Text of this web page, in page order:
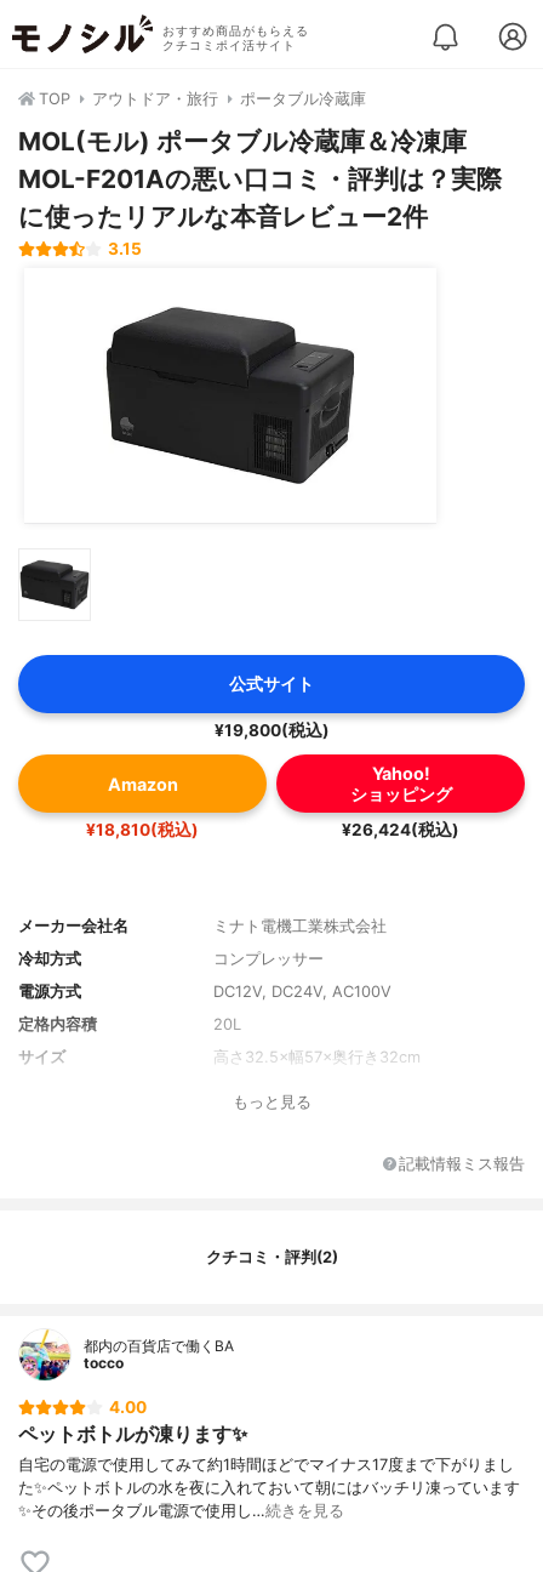
おすすめ商品がもらえる
クチコミポイ活サイト
TOP アウトドア・旅行 ポータブル冷蔵庫
MOL(モル) ポータブル冷蔵庫＆冷凍庫
MOL-F201Aの悪い口コミ・評判は？実際
に使ったリアルな本音レビュー2件
3.15
公式サイト
¥19,800(税込)
Amazon
¥18,810(税込)
Yahoo!
ショッピング
¥26,424(税込)
メーカー会社名
ミナト電機工業株式会社
冷却方式
コンプレッサー
電源方式
DC12V, DC24V, AC100V
定格内容積
20L
サイズ
高さ32.5×幅57×奥行き32cm
ACコード（家庭用100V）、DCコード（車
保証期間
1年
その他の特徴
設定可能温度
-20〜20℃
もっと見る
記載情報ミス報告
クチコミ・評判(2)
都内の百貨店で働くBA
tocco
4.00
ペットボトルが凍ります✨
自宅の電源で使用してみて約1時間ほどでマイナス17度まで下がりまし
た✨ペットボトルの水を夜に入れておいて朝にはバッチリ凍っています
✨その後ポータブル電源で使用し…続きを見る